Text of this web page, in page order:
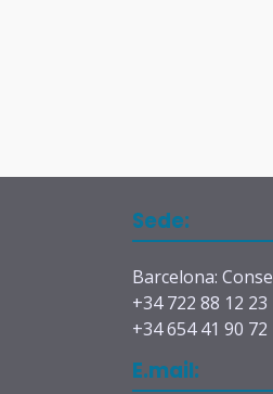
Sede:
Barcelona:
+34 722 88 12 23
+34 654 41 90 72
E.mail: